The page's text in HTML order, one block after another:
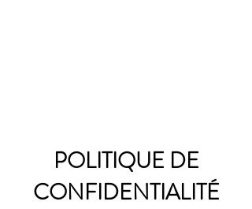
POLITIQUE DE
CONFIDENTIALITÉ